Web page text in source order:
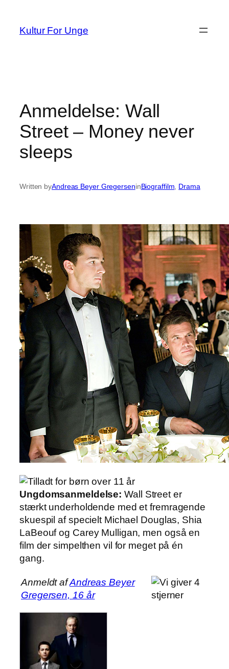
indhold
Kultur For Unge
Anmeldelse: Wall
Street – Money never
sleeps
Written byAndreas Beyer GregerseninBiograffilm Drama
Ungdomsanmeldelse: Wall Street er
stærkt underholdende med et fremragende
skuespil af specielt Michael Douglas, Shia
LaBeouf og Carey Mulligan, men også en
film der simpelthen vil for meget på én
gang.
Anmeldt afAndreas Beyer
Gregersen, 16 år